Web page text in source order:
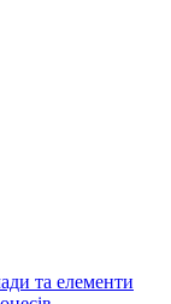
та елементи